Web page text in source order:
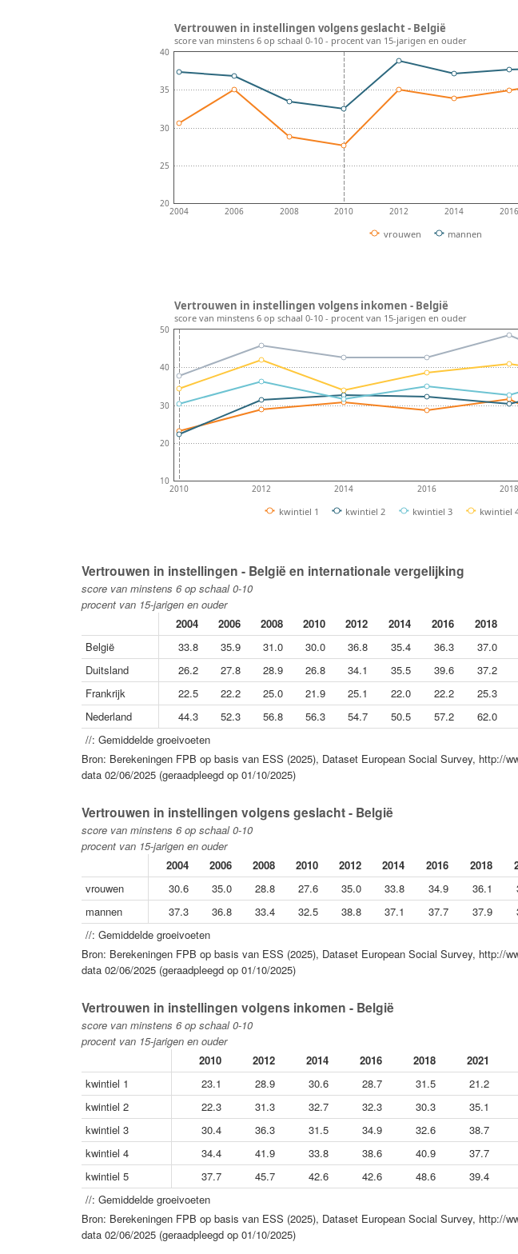
2004 2006 2008 2010 2012 2014 2016
20
25
30
35
40
vrouwen mannen
Vertrouwen in instellingen volgens geslacht - België
score van minstens 6 op schaal 0-10 - procent van 15-jarigen en ouder
2010 2012 2014 2016 2018
10
20
30
40
50
kwintiel 1 kwintiel 2 kwintiel 3 kwintiel
Vertrouwen in instellingen volgens inkomen - België
score van minstens 6 op schaal 0-10 - procent van 15-jarigen en ouder
Vertrouwen in instellingen - België en internationale vergelijking
score van minstens 6 op schaal 0-10
procent van 15-jarigen en ouder
2004
2006 2008 2010 2012 2014 2016 2018
België
33.8 35.9 31.0 30.0 36.8 35.4 36.3 37.0
Duitsland
26.2 27.8 28.9 26.8 34.1 35.5 39.6 37.2
Frankrijk
22.5 22.2 25.0 21.9 25.1 22.0 22.2 25.3
Nederland
44.3 52.3 56.8 56.3 54.7 50.5 57.2 62.0
//: Gemiddelde groeivoeten
Bron: Berekeningen FPB op basis van ESS (2025), Dataset European Social Survey, http://
data 02/06/2025 (geraadpleegd op 01/10/2025)
Vertrouwen in instellingen volgens geslacht - België
score van minstens 6 op schaal 0-10
procent van 15-jarigen en ouder
2004
2006 2008 2010 2012 2014 2016 2018
vrouwen
30.6 35.0 28.8 27.6 35.0 33.8 34.9 36.1
mannen
37.3 36.8 33.4 32.5 38.8 37.1 37.7 37.9
//: Gemiddelde groeivoeten
Bron: Berekeningen FPB op basis van ESS (2025), Dataset European Social Survey, http://
data 02/06/2025 (geraadpleegd op 01/10/2025)
Vertrouwen in instellingen volgens inkomen - België
score van minstens 6 op schaal 0-10
procent van 15-jarigen en ouder
2010
2012 2014 2016 2018 2021
kwintiel 1
23.1 28.9 30.6 28.7 31.5 21.2
kwintiel 2
22.3 31.3 32.7 32.3 30.3 35.1
kwintiel 3
30.4 36.3 31.5 34.9 32.6 38.7
kwintiel 4
34.4 41.9 33.8 38.6 40.9 37.7
kwintiel 5
37.7 45.7 42.6 42.6 48.6 39.4
//: Gemiddelde groeivoeten
Bron: Berekeningen FPB op basis van ESS (2025), Dataset European Social Survey, http://
data 02/06/2025 (geraadpleegd op 01/10/2025)